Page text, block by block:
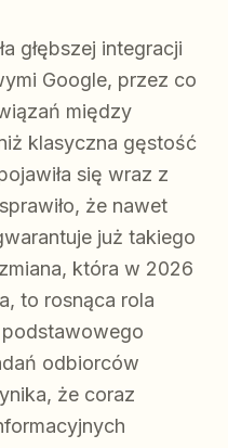
głębszej integracji
Google, przez co
między
klasyczna gęstość
się wraz z
że nawet
już takiego
która w 2026
to rosnąca rola
odbiorców
że coraz